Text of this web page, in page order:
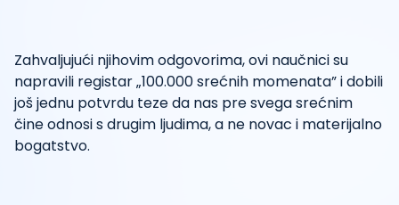
Zahvaljujući njihovim odgovorima, ovi naučnici su
napravili registar „100.000 srećnih momenata” i dobili
još jednu potvrdu teze da nas pre svega srećnim
čine odnosi s drugim ljudima, a ne novac i materijalno
bogatstvo.